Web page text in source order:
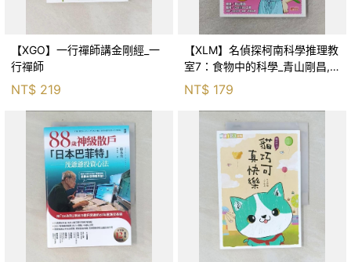
【XGO】一行禪師講金剛經_一
行禪師
NT$ 219
【XLM】名偵探柯南科學推理教
室7：食物中的科學_青山剛昌,
NT$ 179